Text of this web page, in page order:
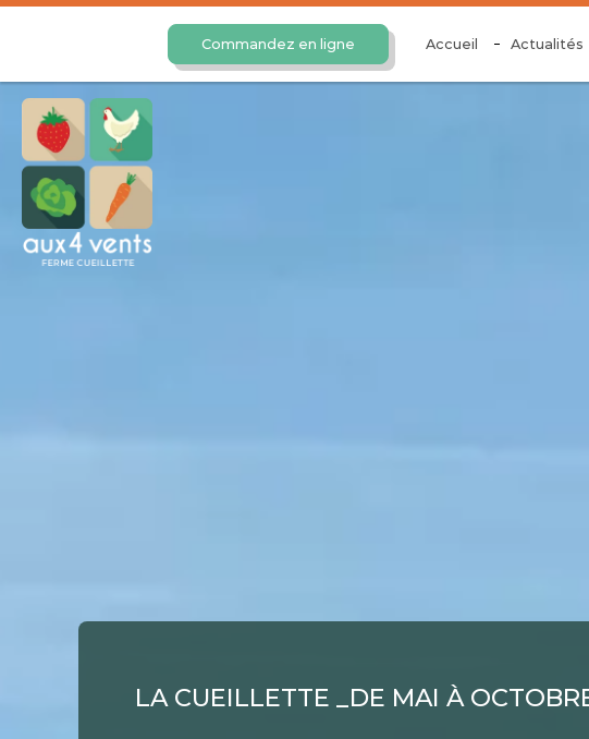
Commandez en ligne Accueil Actualités
LA CUEILLETTE _DE MAI À
NOTRE POT'JEVLEESCH FAIT